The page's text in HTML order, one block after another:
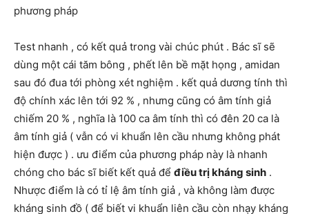
phương pháp
Test nhanh , có kết quả trong vài chúc phút . Bác sĩ sẽ
dùng một cái tăm bông , phết lên bề mặt họng , amidan
sau đó đua tới phòng xét nghiệm . kết quả dương tính thì
độ chính xác lên tới 92 % , nhưng cũng có âm tính giả
chiếm 20 % , nghĩa là 100 ca âm tính thì có đên 20 ca là
âm tính giả ( vẫn có vi khuẩn lên cầu nhưng không phát
hiện được ) . ưu điểm của phương pháp này là nhanh
chóng cho bác sĩ biết kết quả để điều trị kháng sinh .
Nhược điểm là có tỉ lệ âm tính giả , và không làm được
kháng sinh đồ ( để biết vi khuẩn liên cầu còn nhạy kháng